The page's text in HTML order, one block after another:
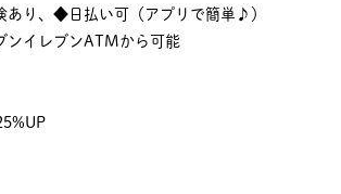
あり、◆日払い可（アプリで簡単♪）
ンイレブンATMから可能